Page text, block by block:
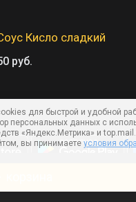
Кисло сладкий
руб.
для быстрой и удобной
персональных данных с
«Яндекс.Метрика» и
вы принимаете условия